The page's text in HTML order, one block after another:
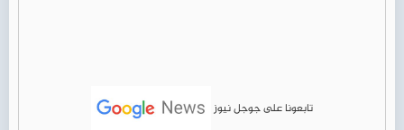
تابعونا على جوجل نيوز